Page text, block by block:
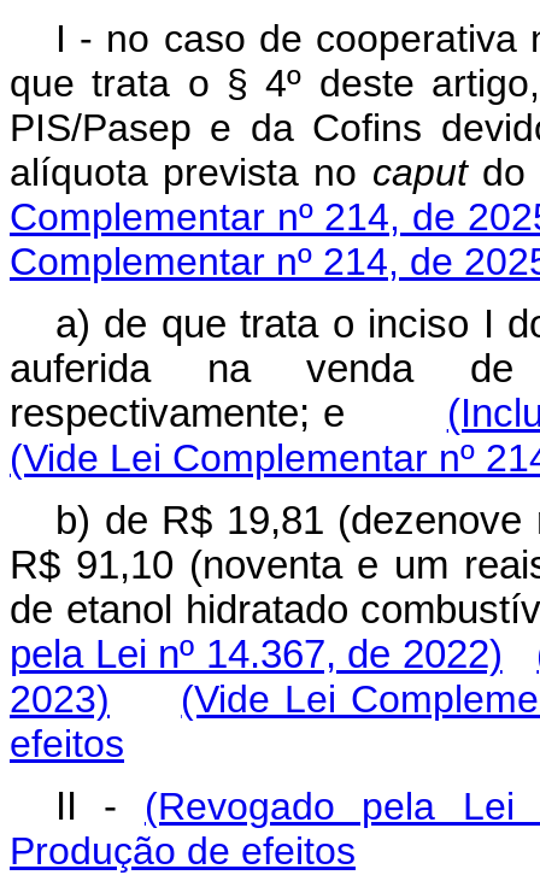
I - no caso de cooperativa
que trata o § 4º deste
PIS/Pasep e da Cofins
alíquota prevista no caput
Complementar nº 214, de
Complementar nº 214, de
a) de que trata o inciso I
auferida na venda de
respectivamente; e
(Vide Lei Complementar nº
b) de R$ 19,81
R$ 91,10 (noventa e um
de etanol hidratado
pela Lei nº 14.367, de 2022)
2023)
(Vide Lei
efeitos
II - (Revogado pela
Produção de efeitos